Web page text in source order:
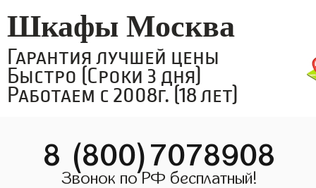
Шкафы Москва
Гарантия лучшей цены
Быстро (Сроки 3 дня)
Работаем с 2008г. (18 лет)
8 (800)7078908
Звонок по РФ бесплатный!